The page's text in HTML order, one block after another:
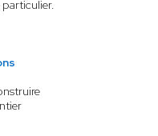
particulier.